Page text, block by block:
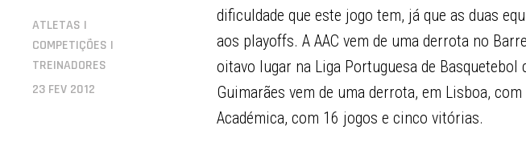
ATLETAS |
COMPETIÇÕES |
TREINADORES
23 FEV 2012
dificuldade que este jogo tem, já que as duas
aos playoffs. A AAC vem de uma derrota no
oitavo lugar na Liga Portuguesa de
Guimarães vem de uma derrota, em Lisboa,
Académica, com 16 jogos e cinco vitórias.